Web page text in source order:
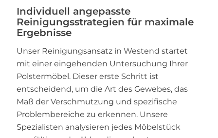
Individuell angepasste
Reinigungsstrategien für maximale
Ergebnisse
Unser Reinigungsansatz in Westend startet
mit einer eingehenden Untersuchung Ihrer
Polstermöbel. Dieser erste Schritt ist
entscheidend, um die Art des Gewebes, das
Maß der Verschmutzung und spezifische
Problembereiche zu erkennen. Unsere
Spezialisten analysieren jedes Möbelstück